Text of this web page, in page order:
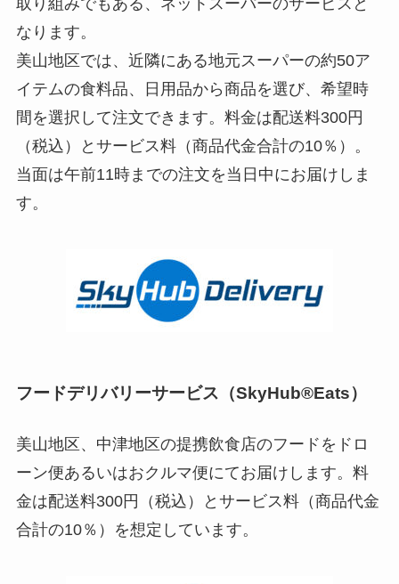
なります。
美山地区では、近隣にある地元スーパーの約50ア
イテムの食料品、日用品から商品を選び、希望時
間を選択して注文できます。料金は配送料300円
（税込）とサービス料（商品代金合計の10％）。
当面は午前11時までの注文を当日中にお届けしま
す。
フードデリバリーサービス（SkyHub®Eats）
美山地区、中津地区の提携飲食店のフードをドロ
ーン便あるいはおクルマ便にてお届けします。料
金は配送料300円（税込）とサービス料（商品代金
合計の10％）を想定しています。